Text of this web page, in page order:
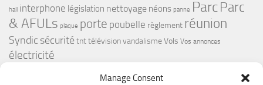
Manage Consent
hall interphone législation nettoyage néons panne ParcParc
& AFULs plaque porte poubelle règlement réunion
Syndic sécurité tnttélévisionvandalismeVols Vos annonces
électricité